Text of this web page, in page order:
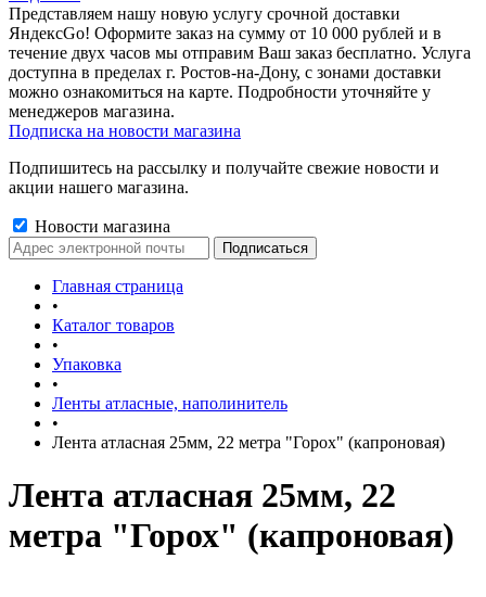
Представляем нашу новую услугу срочной доставки
ЯндексGo! Оформите заказ на сумму от 10 000 рублей и в
течение двух часов мы отправим Ваш заказ бесплатно. Услуга
доступна в пределах г. Ростов-на-Дону, с зонами доставки
можно ознакомиться на карте. Подробности уточняйте у
менеджеров магазина.
Подписка на новости магазина
Подпишитесь на рассылку и получайте свежие новости и
акции нашего магазина.
Новости магазина
Главная страница
•
Каталог товаров
•
Упаковка
•
Ленты атласные, наполинитель
•
Лента атласная 25мм, 22 метра "Горох" (капроновая)
Лента атласная 25мм, 22
метра "Горох" (капроновая)